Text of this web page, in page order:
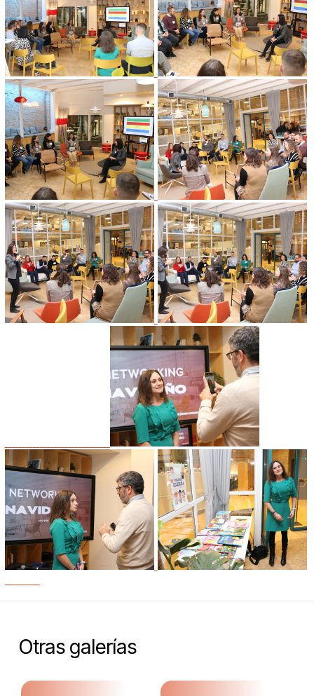
Otras galerías